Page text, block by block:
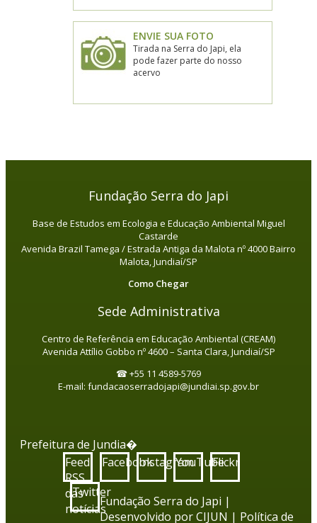
ENVIE SUA FOTO
Tirada na Serra do Japi, ela
pode fazer parte do nosso
acervo
Fundação Serra do Japi
Base de Estudos em Ecologia e Educação Ambiental Miguel
Castarde
Avenida Brazil Tamega / Estrada Antiga da Malota nº 4000 Bairro
Malota, Jundiaí/SP
Como Chegar
Sede Administrativa
Centro de Referência em Educação Ambiental (CREAM)
Avenida Attílio Gobbo nº 4600 – Santa Clara, Jundiaí/SP
☎ +55 11 4589-5769
E-mail: fundacaoserradojapi@jundiai.sp.gov.br
Prefeitura de Jundia�
Feed
RSS
das
notícias
FacebookInstagramYouTubeFlickr
Twitter
Fundação Serra do Japi |
Desenvolvido porCIJUN | Política de